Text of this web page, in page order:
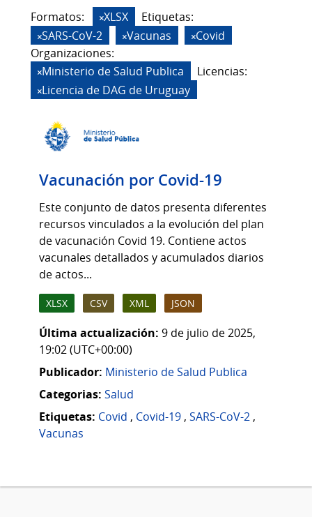
Formatos: XLSX
Etiquetas:
SARS-CoV-2
Vacunas
Covid
Organizaciones:
Ministerio de Salud Publica
Licencias:
Licencia de DAG de Uruguay
Vacunación por Covid-19
Este conjunto de datos presenta diferentes
recursos vinculados a la evolución del plan
de vacunación Covid 19. Contiene actos
vacunales detallados y acumulados diarios
de actos...
XLSX CSV XML JSON
Última actualización: 9 de julio de 2025,
19:02 (UTC+00:00)
Publicador: Ministerio de Salud Publica
Categorias: Salud
Etiquetas: Covid , Covid-19 , SARS-CoV-2 ,
Vacunas